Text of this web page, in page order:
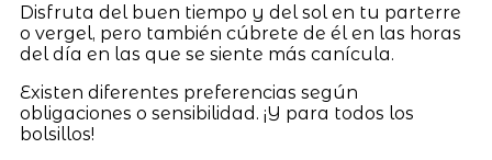
Disfruta del buen tiempo y del sol en tu parterre
o vergel, pero también cúbrete de él en las horas
del día en las que se siente más canícula.
Existen diferentes preferencias según
obligaciones o sensibilidad. ¡Y para todos los
bolsillos!